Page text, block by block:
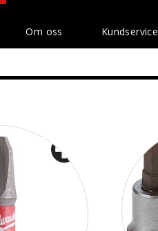
Om oss Kundservice